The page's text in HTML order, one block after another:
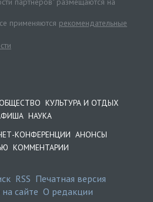
применяются рекомендательные
КУЛЬТУРА И ОТДЫХ
НАУКА
КОНФЕРЕНЦИИ АНОНСЫ
КОММЕНТАРИИ
RSS Печатная версия
сайте О редакции